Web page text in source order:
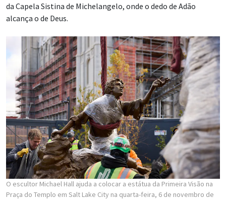
da Capela Sistina de Michelangelo, onde o dedo de Adão
alcança o de Deus.
O escultor Michael Hall ajuda a colocar a estátua da Primeira Visão na
Praça do Templo em Salt Lake City na quarta-feira, 6 de novembro de